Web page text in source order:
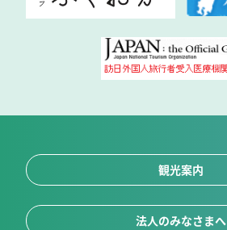
観光案内
法人のみなさまへ